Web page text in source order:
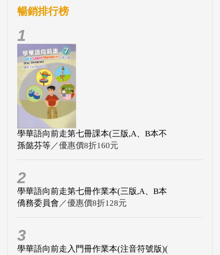
暢銷排行榜
1
學華語向前走第七冊課本(三版,A、B本不
孫懿芬等／優惠價8折160元
2
學華語向前走第七冊作業本(三版,A、B本
僑務委員會 ／優惠價8折128元
3
學華語向前走入門冊作業本(注音符號版)(